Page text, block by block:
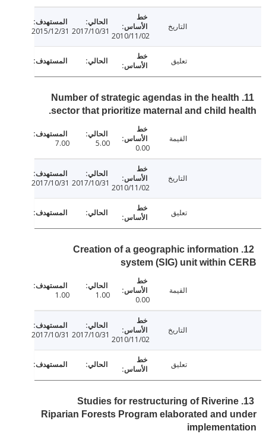
2010/11/02
2017/10/31
2015/12/31
11. Number of strategic agendas in the
sector that prioritize maternal and child
5.00
7.00
2010/11/02
2017/10/31
2017/10/31
12. Creation of a geographic
system (SIG) unit within
1.00
1.00
2010/11/02
2017/10/31
2017/10/31
13. Studies for restructuring of
Riparian Forests Program elaborated and